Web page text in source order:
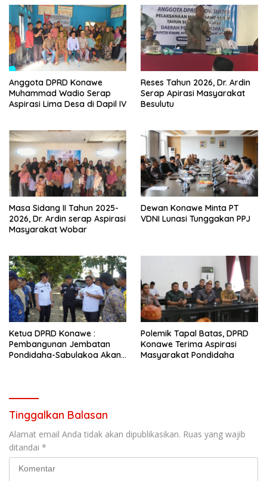
Anggota DPRD Konawe
Muhammad Wadio Serap
Aspirasi Lima Desa di Dapil IV
Reses Tahun 2026, Dr. Ardin
Serap Apirasi Masyarakat
Besulutu
Masa Sidang II Tahun 2025-
2026, Dr. Ardin serap Aspirasi
Masyarakat Wobar
Dewan Konawe Minta PT
VDNI Lunasi Tunggakan PPJ
Ketua DPRD Konawe :
Pembangunan Jembatan
Pondidaha-Sabulakoa Akan
Polemik Tapal Batas, DPRD
Konawe Terima Aspirasi
Masyarakat Pondidaha
Tinggalkan Balasan
Alamat email Anda tidak akan dipublikasikan. Ruas yang wajib
ditandai *